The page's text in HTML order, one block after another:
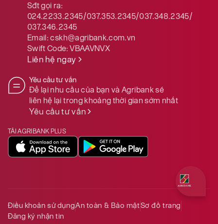
Sđt gọi ra:
024.2233.2345/037.353.2345/037.348.2345/
037.346.2345
Email:cskh@agribank.com.vn
Swift Code:VBAAVNVX
Liên hệ ngay
Yêu cầu tư vấn
Để lại nhu cầu của bạn và Agribank sẽ
liên hệ lại trong khoảng thời gian sớm nhất
Yêu cầu tư vấn
TẢI AGRIBANK PLUS
Điều khoản sử dụngAn toàn & Bảo mậtSơ đồ trang
Đăng ký nhận tin
Quý